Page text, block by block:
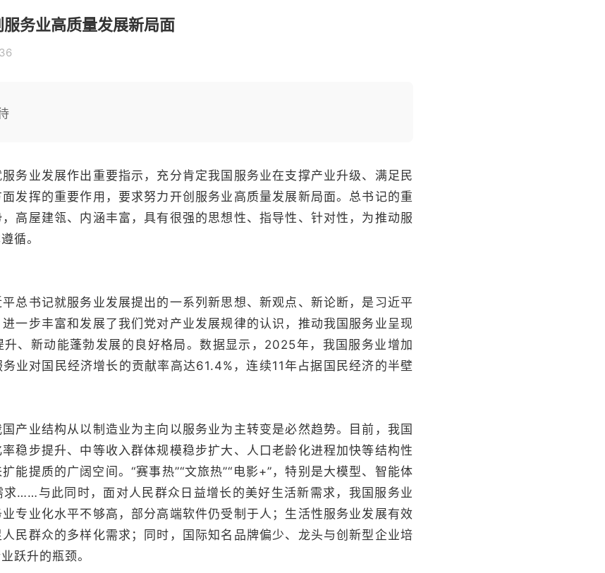
服务业高质量发展新局面
业发展作出重要指示，充分肯定我国服务业在支撑产业升级、满足民
发挥的重要作用，要求努力开创服务业高质量发展新局面。总书记的重
高屋建瓴、内涵丰富，具有很强的思想性、指导性、针对性，为推动服
循。
书记就服务业发展提出的一系列新思想、新观点、新论断，是习近平
一步丰富和发展了我们党对产业发展规律的认识，推动我国服务业呈现
、新动能蓬勃发展的良好格局。数据显示，2025年，我国服务业增加
业对国民经济增长的贡献率高达61.4%，连续11年占据国民经济的半壁
业结构从以制造业为主向以服务业为主转变是必然趋势。目前，我国
稳步提升、中等收入群体规模稳步扩大、人口老龄化进程加快等结构性
能提质的广阔空间。“赛事热”“文旅热”“电影+”，特别是大模型、智能体
……与此同时，面对人民群众日益增长的美好生活新需求，我国服务业
专业化水平不够高，部分高端软件仍受制于人；生活性服务业发展有效
民群众的多样化需求；同时，国际知名品牌偏少、龙头与创新型企业培
跃升的瓶颈。